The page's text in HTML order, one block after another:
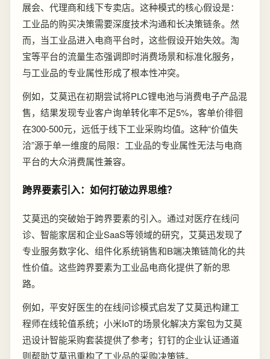
展会、代理商和线下专卖店。这种模式的核心假设是：
工业品的购买决策需要深度技术沟通和长决策链条。然
而，当工业品进入电商平台时，这些假设开始失效。淘
宝等平台的流量生态强调即时消费场景和标准化服务，
与工业品的专业属性形成了根本性冲突。
例如，艾莫迅在初期尝试将PLC锂电池与消费电子产品混
售，结果发现专业客户询单转化率不足5%，客单价徘徊
在300-500元，远低于线下工业采购均值。这种“价值失
洽”源于单一维度的局限：工业品的专业属性无法与电商
平台的大众消费属性兼容。
跨界要素引入：如何打破边界思维？
艾莫迅的突破始于跨界要素的引入。通过对医疗在线问
诊、智能家居和企业SaaS等领域的研究，艾莫迅发现了
专业服务数字化、组件化系统销售和B端决策链简化的共
性价值。这些跨界要素为工业品电商化提供了新的思
路。
例如，平安好医生的在线问诊模式启发了艾莫迅构建工
程师在线轮值系统；小米IoT的场景化解决方案包为艾莫
迅设计智能采购套装提供了参考；钉钉的企业认证通道
则帮助艾莫迅重构了工业品的采购决策链。